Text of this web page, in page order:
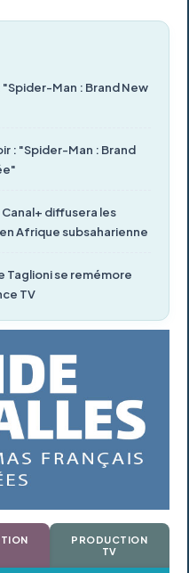
Man : Brand New
: "Spider-Man : Brand
diffusera les
Afrique subsaharienne
Taglioni se remémore
TV
PRODUCTION
TV